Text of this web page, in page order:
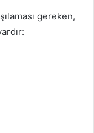
gereken,